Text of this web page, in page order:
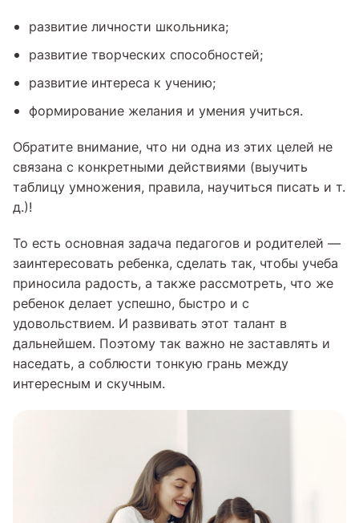
развитие личности школьника;
развитие творческих способностей;
развитие интереса к учению;
формирование желания и умения учиться.
Обратите внимание, что ни одна из этих целей не
связана с конкретными действиями (выучить
таблицу умножения, правила, научиться писать и т.
д.)!
То есть основная задача педагогов и родителей —
заинтересовать ребенка, сделать так, чтобы учеба
приносила радость, а также рассмотреть, что же
ребенок делает успешно, быстро и с
удовольствием. И развивать этот талант в
дальнейшем. Поэтому так важно не заставлять и
наседать, а соблюсти тонкую грань между
интересным и скучным.